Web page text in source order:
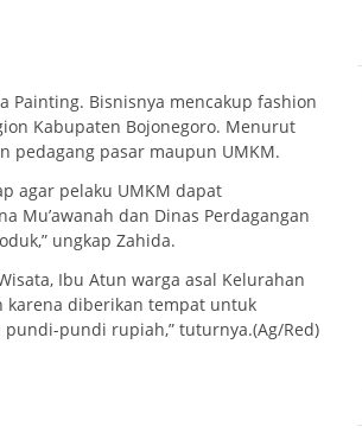
Painting. Bisnisnya mencakup fashion
Kabupaten Bojonegoro. Menurut
pedagang pasar maupun UMKM.
agar pelaku UMKM dapat
Mu’awanah dan Dinas Perdagangan
ungkap Zahida.
Ibu Atun warga asal Kelurahan
karena diberikan tempat untuk
pundi rupiah,” tuturnya.(Ag/Red)